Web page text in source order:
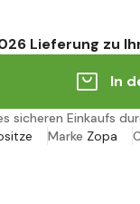
Lieferung zu
In
sicheren Einkaufs
Marke Zopa